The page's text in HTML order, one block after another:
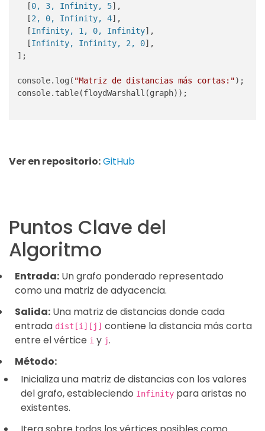
  [
0, 3, Infinity, 5],
  [
2, 0, Infinity, 4],
  [
Infinity, 1, 0, Infinity],
  [
Infinity, Infinity, 2, 0],
];
console.log( "Matriz de distancias más cortas:");
console.table(floydWarshall(graph));
Ver en repositorio:GitHub
Puntos Clave del
Algoritmo
Entrada: Un grafo ponderado representado
como una matriz de adyacencia.
Salida: Una matriz de distancias donde cada
entrada dist[i][j] contiene la distancia más corta
entre el vértice i y j.
Método:
Inicializa una matriz de distancias con los valores
del grafo, estableciendo Infinity para aristas no
existentes.